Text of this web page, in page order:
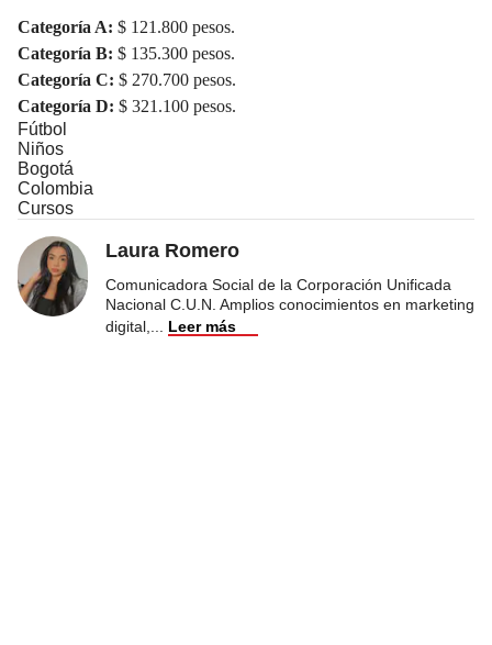
Categoría A: $ 121.800 pesos.
Categoría B: $ 135.300 pesos.
Categoría C: $ 270.700 pesos.
Categoría D: $ 321.100 pesos.
Fútbol
Niños
Bogotá
Colombia
Cursos
Laura Romero
Comunicadora Social de la Corporación Unificada
Nacional C.U.N. Amplios conocimientos en marketing
digital,
Leer más